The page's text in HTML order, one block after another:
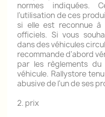
normes indiquées.
l'utilisation de ces
si elle est reconnue
officiels. Si vous
dans des véhicules
recommande d'abord
par les règlements
véhicule. Rallystore
abusive de l'un de ses
2. prix